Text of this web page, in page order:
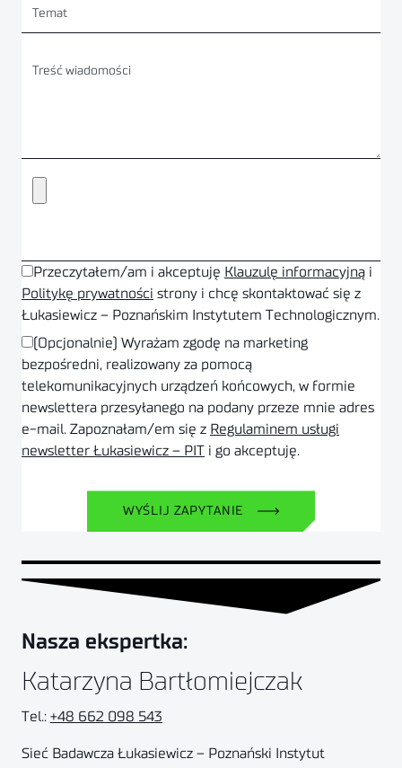
Przeczytałem/am i akceptuję Klauzulę informacyjną i
Politykę prywatności strony i chcę skontaktować się z
Łukasiewicz – Poznańskim Instytutem Technologicznym.
(Opcjonalnie) Wyrażam zgodę na marketing
bezpośredni, realizowany za pomocą
telekomunikacyjnych urządzeń końcowych, w formie
newslettera przesyłanego na podany przeze mnie adres
e-mail. Zapoznałam/em się z Regulaminem usługi
newsletter Łukasiewicz – PIT i go akceptuję.
WYŚLIJ ZAPYTANIE
Nasza ekspertka:
Katarzyna Bartłomiejczak
Tel.: +48 662 098 543
Sieć Badawcza Łukasiewicz – Poznański Instytut